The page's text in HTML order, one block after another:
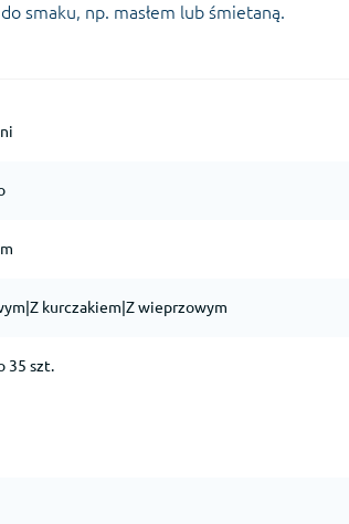
smaku, np. masłem lub śmietaną.
kurczakiem|Z wieprzowym
35 szt.